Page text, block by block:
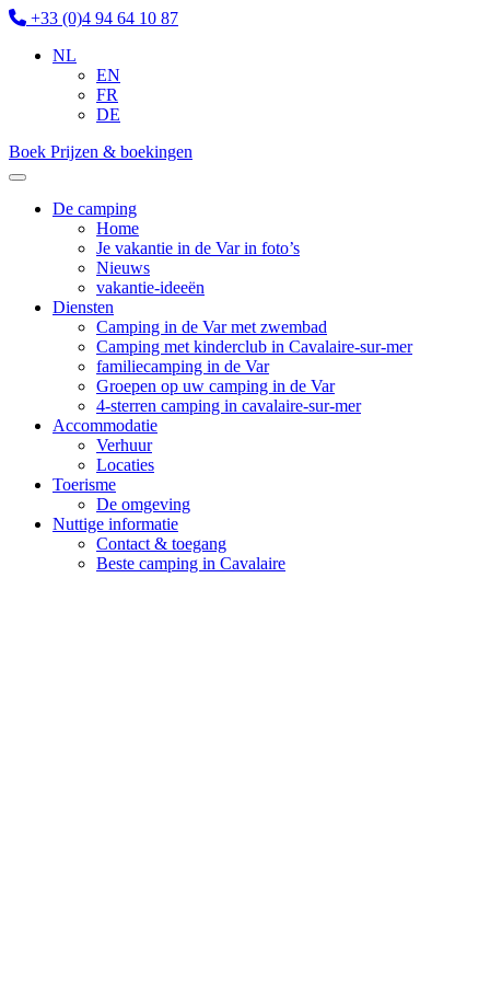
+33 (0)4 94 64 10 87
NL
EN
FR
DE
Boek Prijzen & boekingen
De camping
Home
Je vakantie in de Var in foto’s
Nieuws
vakantie-ideeën
Diensten
Camping in de Var met zwembad
Camping met kinderclub in Cavalaire-sur-mer
familiecamping in de Var
Groepen op uw camping in de Var
4-sterren camping in cavalaire-sur-mer
Accommodatie
Verhuur
Locaties
Toerisme
De omgeving
Nuttige informatie
Contact & toegang
Beste camping in Cavalaire